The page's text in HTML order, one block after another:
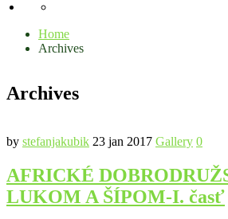
Home
Archives
Archives
by stefanjakubik 23 jan 2017 Gallery 0
AFRICKÉ
LUKOM A ŠÍPOM-I. časť